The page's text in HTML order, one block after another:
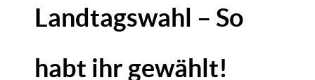
Landtagswahl – So
habt ihr gewählt!